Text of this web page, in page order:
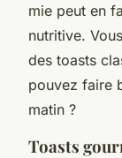
mie peut en
nutritive.
des toasts
pouvez faire
matin ?
Toasts